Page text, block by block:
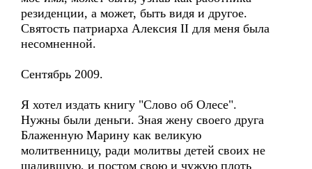
резиденции, а может, быть видя и другое.
Святость патриарха Алексия II для меня была
несомненной.
Сентябрь 2009.
Я хотел издать книгу "Слово об Олесе".
Нужны были деньги. Зная жену своего друга
Блаженную Марину как великую
молитвенницу, ради молитвы детей своих не
щадившую, и постом свою и чужую плоть